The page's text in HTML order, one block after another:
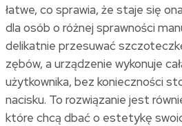
łatwe, co sprawia, że staje się
dla osób o różnej sprawności
delikatnie przesuwać
zębów, a urządzenie wykonuje
użytkownika, bez konieczności
nacisku. To rozwiązanie jest
które chcą dbać o estetykę